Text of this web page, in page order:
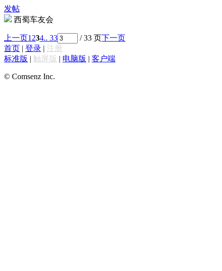
发帖
西蜀车友会
上一页1 234.. 33 / 33 页下一页
首页 | 登录 | 注册
标准版 | 触屏版 | 电脑版 | 客户端
© Comsenz Inc.